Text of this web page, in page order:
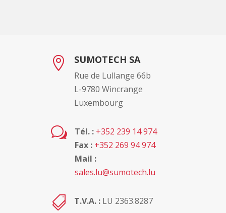
 SUMOTECH SA
Rue de Lullange 66b
L-9780 Wincrange
Luxembourg
w Tél. : +352 239 14 974
Fax : +352 269 94 974
Mail :
sales.lu@sumotech.lu
 T.V.A. : LU 2363.8287